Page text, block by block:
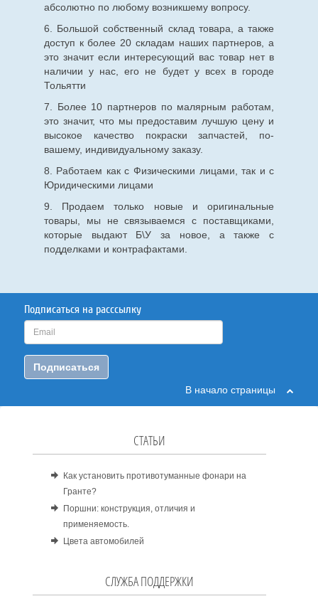
абсолютно по любому возникшему вопросу.
6. Большой собственный склад товара, а также
доступ к более 20 складам наших партнеров, а
это значит если интересующий вас товар нет в
наличии у нас, его не будет у всех в городе
Тольятти
7. Более 10 партнеров по малярным работам,
это значит, что мы предоставим лучшую цену и
высокое качество покраски запчастей, по-
вашему, индивидуальному заказу.
8. Работаем как с Физическими лицами, так и с
Юридическими лицами
9. Продаем только новые и оригинальные
товары, мы не связываемся с поставщиками,
которые выдают Б\У за новое, а также с
подделками и контрафактами.
Подписаться на расссылку
Подписаться
В начало страницы
СТАТЬИ
Как установить противотуманные фонари на
Гранте?
Поршни: конструкция, отличия и
применяемость.
Цвета автомобилей
СЛУЖБА ПОДДЕРЖКИ